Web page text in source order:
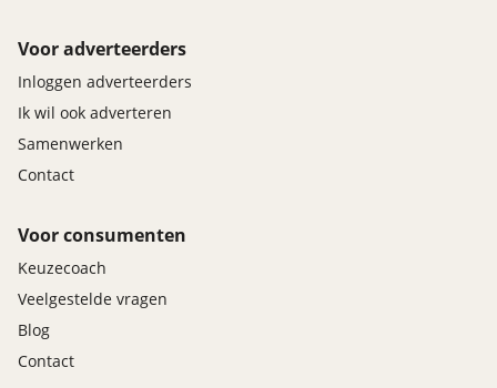
Voor adverteerders
Inloggen adverteerders
Ik wil ook adverteren
Samenwerken
Contact
Voor consumenten
Keuzecoach
Veelgestelde vragen
Blog
Contact